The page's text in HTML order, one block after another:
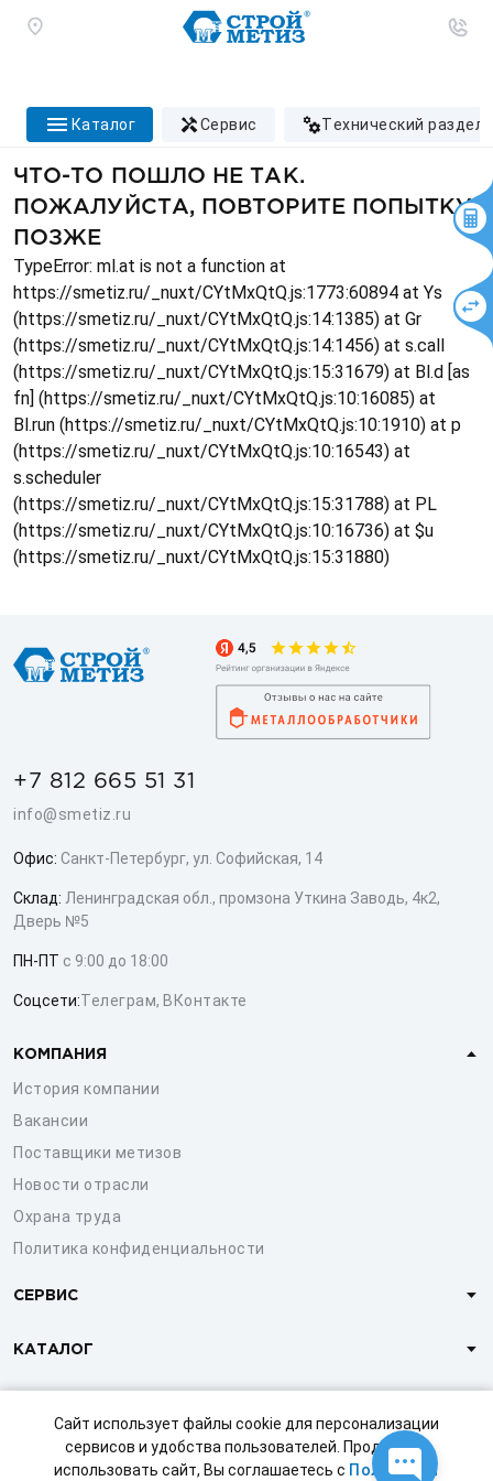
Сайт использует файлы cookie для персонализации
сервисов и удобства пользователей. Продолжая
использовать сайт, Вы соглашаетесь с Политикой
каталог сервис технический раздел
ЧТО-ТО ПОШЛО НЕ ТАК.
ПОЖАЛУЙСТА, ПОВТОРИТЕ ПОПЫТКУ
ПОЗЖЕ
TypeError: ml.at is not a function at
https://smetiz.ru/_nuxt/CYtMxQtQ.js:1773:60894 at Ys
(https://smetiz.ru/_nuxt/CYtMxQtQ.js:14:1385) at Gr
(https://smetiz.ru/_nuxt/CYtMxQtQ.js:14:1456) at s.call
(https://smetiz.ru/_nuxt/CYtMxQtQ.js:15:31679) at Bl.d [as
fn] (https://smetiz.ru/_nuxt/CYtMxQtQ.js:10:16085) at
Bl.run (https://smetiz.ru/_nuxt/CYtMxQtQ.js:10:1910) at p
(https://smetiz.ru/_nuxt/CYtMxQtQ.js:10:16543) at
s.scheduler
(https://smetiz.ru/_nuxt/CYtMxQtQ.js:15:31788) at PL
(https://smetiz.ru/_nuxt/CYtMxQtQ.js:10:16736) at $u
(https://smetiz.ru/_nuxt/CYtMxQtQ.js:15:31880)
+7 812 665 51 31
info@smetiz.ru
Офис: Санкт-Петербург, ул. Софийская, 14
Склад: Ленинградская обл., промзона Уткина Заводь, 4к2,
Дверь №5
ПН-ПТ с 9:00 до 18:00
Соцсети:Телеграм, ВКонтакте
КОМПАНИЯ
История компании
Вакансии
Поставщики метизов
Новости отрасли
Охрана труда
Политика конфиденциальности
СЕРВИС
КАТАЛОГ